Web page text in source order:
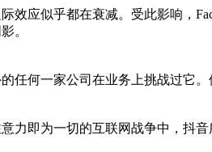
应似乎都在衰减。受此影响，
。
任何一家公司在业务上挑战过它
即为一切的互联网战争中，抖